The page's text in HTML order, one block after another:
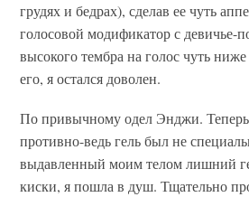
грудях и бедрах), сделав ее чуть
голосовой модификатор с девичье-
высокого тембра на голос чуть
его, я остался доволен.
По привычному одел Энджи.
противно-ведь гель был не
выдавленный моим телом лишний
киски, я пошла в душ. Тщательно